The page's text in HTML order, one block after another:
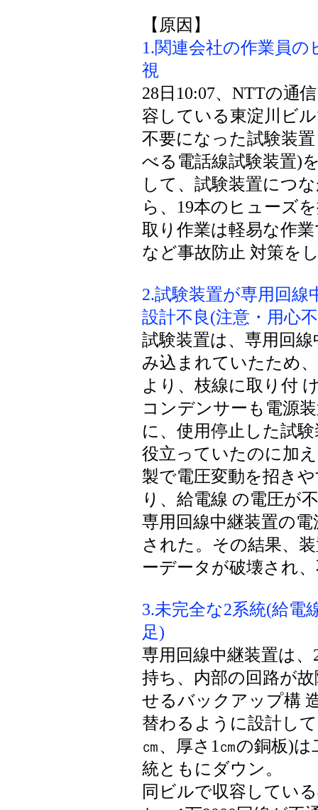
【原因】
1.関連会社の作業員の
視
28日10:07、NTTの通
容している東淀川ビ
不要になった試験装
べる電話線試験装置)
して、試験装置につ
ら、19本のヒューズ
取り作業は軽易な作
など事故防止 対策を
2.試験装置が専用回線
設計不良(注意・用心
試験装置は、専用回
み込まれていたため
より、枝線に取り付
コンデンサーも電源
に、使用停止した試
役立っていたのに加
製で電圧変動を招き
り、給電線 の電圧が
専用回線中継装置の
された。その結果、
ーデータが破壊され
3.未完全な2系統(給電
足)
専用回線中継装置は
持ち、内部の回路が
せるバックアップ構
替わるように設計し
㎝、厚さ1㎝の銅板)
統ともにダウン。
同ビルで収容してい